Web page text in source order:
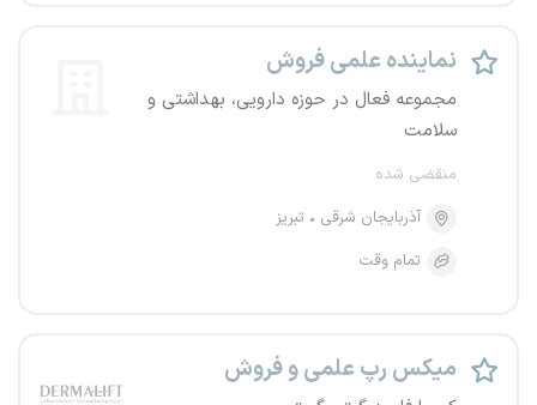
نماینده علمی فروش
مجموعه فعال در حوزه دارویی، بهداشتی و
سلامت
منقضی شده
آذربایجان شرقی
تبریز
تمام وقت
میکس رپ علمی و فروش